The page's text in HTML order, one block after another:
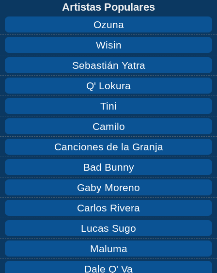
Artistas Populares
Ozuna
Wisin
Sebastián Yatra
Q' Lokura
Tini
Camilo
Canciones de la Granja
Bad Bunny
Gaby Moreno
Carlos Rivera
Lucas Sugo
Maluma
Dale Q' Va